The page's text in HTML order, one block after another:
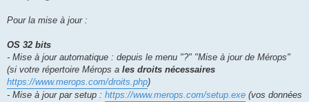
Pour la mise à jour :
OS 32 bits
- Mise à jour automatique : depuis le menu "?" "Mise à jour de Mérops"
(si votre répertoire Mérops a les droits nécessaires
https://www.merops.com/droits.php)
- Mise à jour par setup : https://www.merops.com/setup.exe (vos données